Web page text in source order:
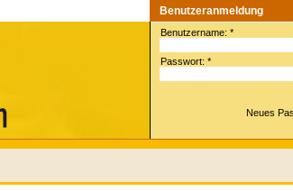
Benutzeranmeldung
Benutzername: *
Passwort: *
Neues